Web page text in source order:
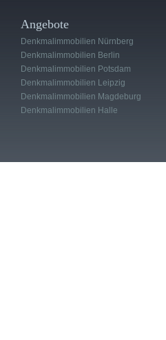
Angebote
Denkmalimmobilien Nürnberg
Denkmalimmobilien Berlin
Denkmalimmobilien Potsdam
Denkmalimmobilien Leipzig
Denkmalimmobilien Magdeburg
Denkmalimmobilien Halle